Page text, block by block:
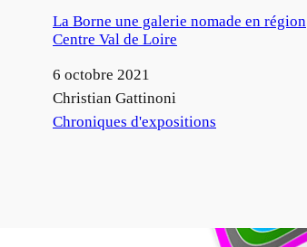
La Borne une galerie nomade en région
Centre Val de Loire
Date
6 octobre 2021
Auteur
Christian Gattinoni
Par rapport à
Chroniques d'expositions